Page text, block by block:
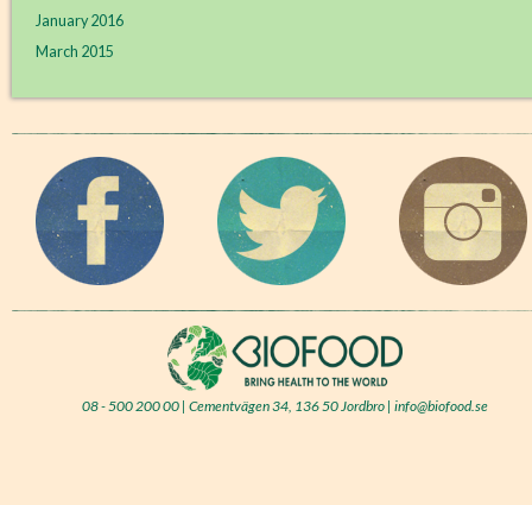
January 2016
March 2015
08 - 500 200 00 | Cementvägen 34, 136 50 Jordbro | info@biofood.se